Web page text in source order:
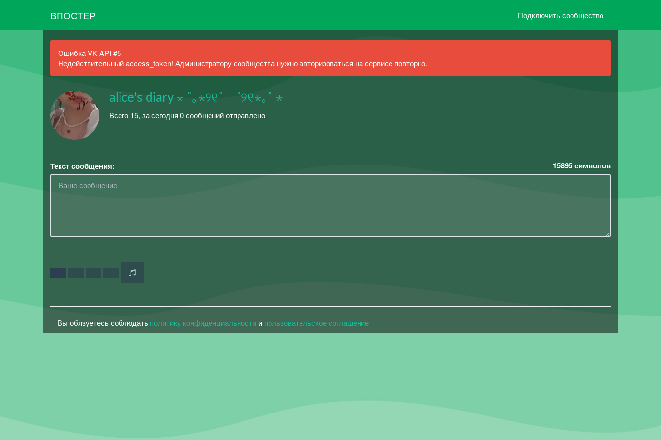
ВПОСТЕР Подключить сообщество
Ошибка VK API #5
Недействительный access_token! Администратору сообщества нужно авторизоваться на сервисе повторно.
alice's diary ⋆ ˚｡⋆୨୧˚ ˚୨୧⋆｡˚ ⋆
Всего 15, за сегодня 0 сообщений отправлено
Текст сообщения: 15895символов
Вы обязуетесь соблюдать политику конфиденциальности и пользовательское соглашение